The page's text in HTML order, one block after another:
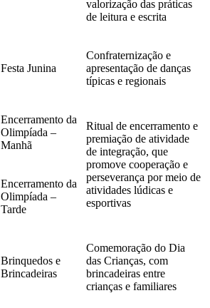
valorização das práticas
de leitura e escrita
Festa Junina
Confraternização e
apresentação de danças
típicas e regionais
Encerramento da
Olimpíada –
Manhã
Ritual de encerramento e
premiação de atividade
de integração, que
promove cooperação e
perseverança por meio de
atividades lúdicas e
esportivas
Encerramento da
Olimpíada –
Tarde
Brinquedos e
Brincadeiras
Comemoração do Dia
das Crianças, com
brincadeiras entre
crianças e familiares